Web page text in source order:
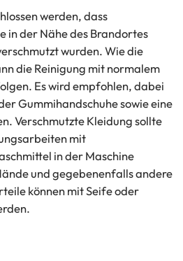
werden, dass
in der Nähe des Brandortes
wurden. Wie die
die Reinigung mit normalem
Es wird empfohlen, dabei
Gummihandschuhe sowie eine
Verschmutzte Kleidung sollte
mit
in der Maschine
und gegebenenfalls andere
können mit Seife oder